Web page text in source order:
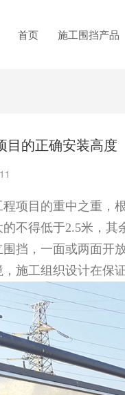
首页 施工围挡产品
目的正确安装高度
项目的重中之重，
不得低于2.5米，
挡，一面或两面开
施工组织设计在保